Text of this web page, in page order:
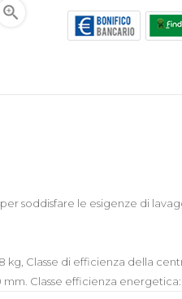

soddisfare le esigenze di
Classe di efficienza della
Classe efficienza energetica: